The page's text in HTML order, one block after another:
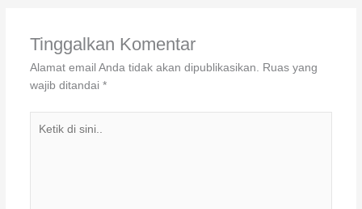
Tinggalkan Komentar
Alamat email Anda tidak akan dipublikasikan. Ruas yang
wajib ditandai *